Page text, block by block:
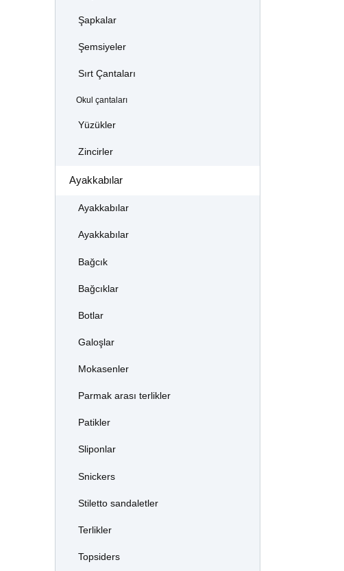
Şapkalar
Şemsiyeler
Sırt Çantaları
Okul çantaları
Yüzükler
Zincirler
Ayakkabılar
Ayakkabılar
Ayakkabılar
Bağcık
Bağcıklar
Botlar
Galoşlar
Mokasenler
Parmak arası terlikler
Patikler
Sliponlar
Snickers
Stiletto sandaletler
Terlikler
Topsiders